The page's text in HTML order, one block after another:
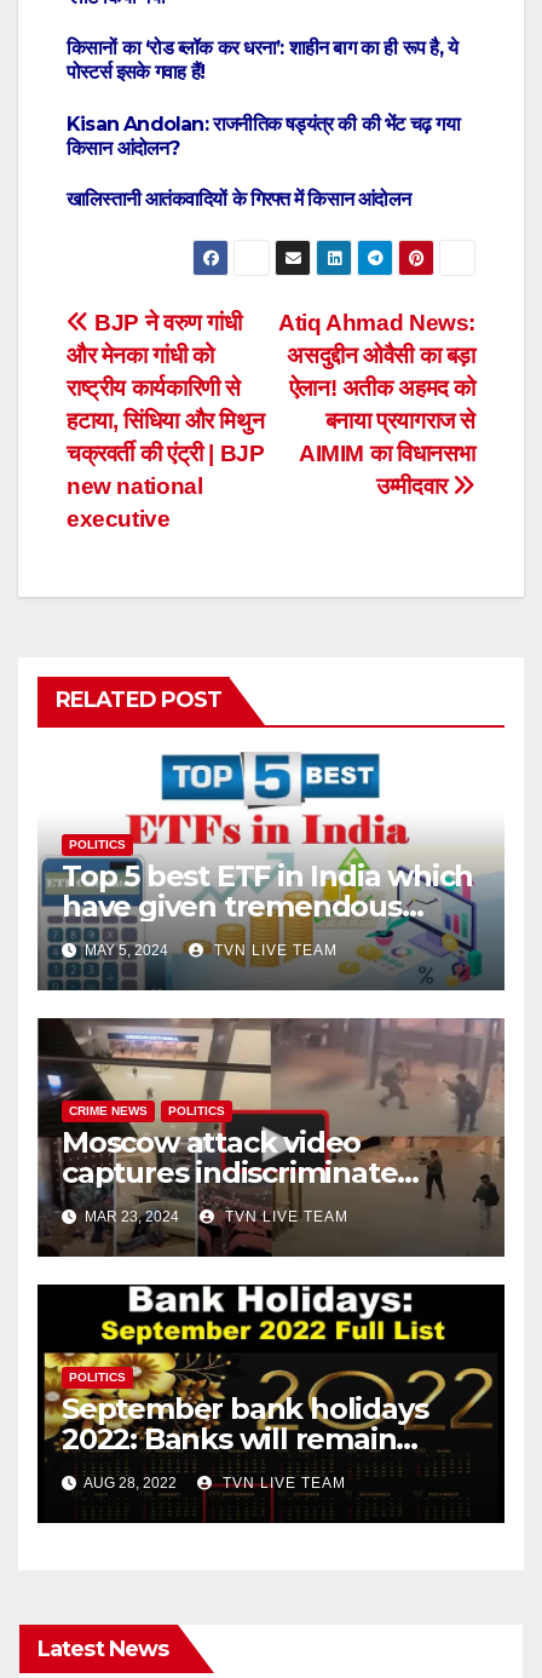
किसानों का ‘रोड ब्लॉक कर धरना’: शाहीन बाग का ही रूप है, ये
पोस्टर्स इसके गवाह हैं!
Kisan Andolan: राजनीतिक षड्यंत्र की की भेंट चढ़ गया
किसान आंदोलन?
खालिस्तानी आतंकवादियों के गिरफ्त में किसान आंदोलन
Post
navigation
Atiq Ahmad News:
असदुद्दीन ओवैसी का बड़ा
ऐलान! अतीक अहमद को
बनाया प्रयागराज से
AIMIM का विधानसभा
उम्मीदवार
BJP ने वरुण गांधी
और मेनका गांधी को
राष्ट्रीय कार्यकारिणी से
हटाया, सिंधिया और मिथुन
चक्रवर्ती की एंट्री | BJP
new national
executive
RELATED POST
POLITICS
Top 5 best ETF in India which
have given tremendous
returns
MAY 5, 2024 TVN LIVE TEAM
CRIME NEWS POLITICS
Moscow attack video
captures indiscriminate
firing, and chaos all around!
MAR 23, 2024 TVN LIVE TEAM
POLITICS
September bank holidays
2022: Banks will remain
closed for 13 days in
September!
AUG 28, 2022 TVN LIVE TEAM
Latest News